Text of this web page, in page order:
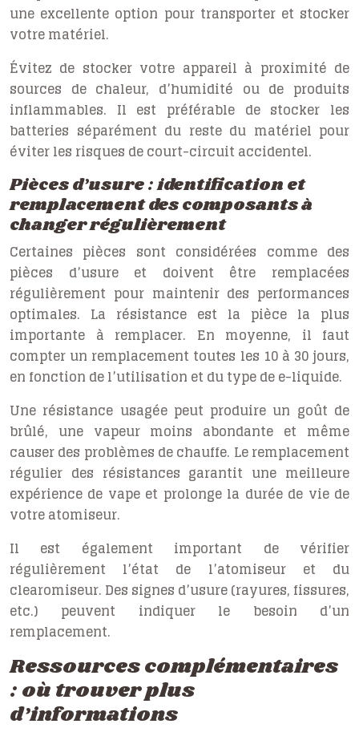
une excellente option pour transporter et stocker
votre matériel.
Évitez de stocker votre appareil à proximité de
sources de chaleur, d’humidité ou de produits
inflammables. Il est préférable de stocker les
batteries séparément du reste du matériel pour
éviter les risques de court-circuit accidentel.
Pièces d’usure : identification et
remplacement des composants à
changer régulièrement
Certaines pièces sont considérées comme des
pièces d’usure et doivent être remplacées
régulièrement pour maintenir des performances
optimales. La résistance est la pièce la plus
importante à remplacer. En moyenne, il faut
compter un remplacement toutes les 10 à 30 jours,
en fonction de l’utilisation et du type de e-liquide.
Une résistance usagée peut produire un goût de
brûlé, une vapeur moins abondante et même
causer des problèmes de chauffe. Le remplacement
régulier des résistances garantit une meilleure
expérience de vape et prolonge la durée de vie de
votre atomiseur.
Il est également important de vérifier
régulièrement l’état de l’atomiseur et du
clearomiseur. Des signes d’usure (rayures, fissures,
etc.) peuvent indiquer le besoin d’un
remplacement.
Ressources complémentaires
: où trouver plus
d’informations